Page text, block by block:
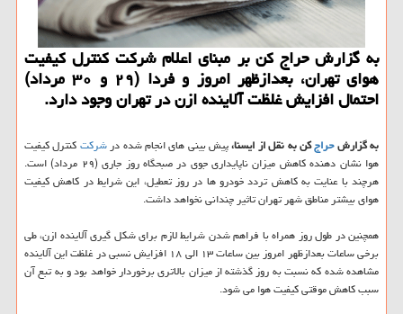
به گزارش حراج كن بر مبنای اعلام شركت كنترل كیفیت
هوای تهران، بعدازظهر امروز و فردا (۲۹ و ۳۰ مرداد)
احتمال افزایش غلظت آلاینده ازن در تهران وجود دارد.
به گزارشحراجكن به نقل از ایسنا،پیش بینی های انجام شده درشركتكنترل كیفیت
هوا نشان دهنده كاهش میزان ناپایداری جوی در صبحگاه روز جاری (۲۹ مرداد) است.
هرچند با عنایت به كاهش تردد خودرو ها در روز تعطیل، این شرایط در كاهش كیفیت
هوای بیشتر مناطق شهر تهران تاثیر چندانی نخواهد داشت.
همچنین در طول روز همراه با فراهم شدن شرایط لازم برای شكل گیری آلاینده ازن، طی
برخی ساعات بعدازظهر امروز بین ساعات ۱۳ الی ۱۸ افزایش نسبی در غلظت این آلاینده
مشاهده شده كه نسبت به روز گذشته از میزان بالاتری برخوردار خواهد بود و به تبع آن
سبب كاهش موقتی كیفیت هوا می شود.